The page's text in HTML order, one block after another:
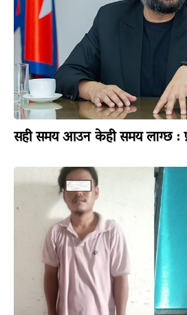
सही समय आउन केही समय लाग्छ :